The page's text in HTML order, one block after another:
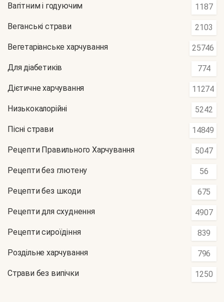
Вагітним і годуючим 1187
Веганські страви 2103
Вегетаріанське харчування 25746
Для діабетиків 774
Дієтичне харчування 11274
Низькокалорійні 5242
Пісні страви 14849
Рецепти Правильного Харчування 5047
Рецепти без глютену 56
Рецепти без шкоди 675
Рецепти для схуднення 4907
Рецепти сироїдіння 839
Роздільне харчування 796
Страви без випічки 1250